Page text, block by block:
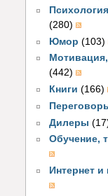
(280)
Юмор (103)
(442)
Книги (166)
Дилеры
Обучение,
Интернет